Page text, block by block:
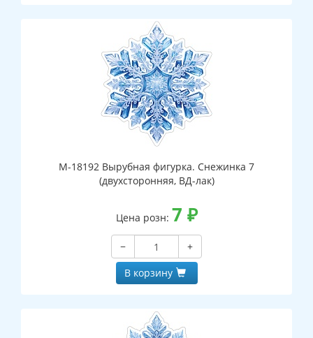
М-18192 Вырубная фигурка. Снежинка 7
(двухсторонняя, ВД-лак)
Цена розн: 7 ₽
−
+
В корзину